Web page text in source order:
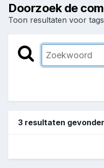
Doorzoek de
Toon resultaten voor
3 resultaten